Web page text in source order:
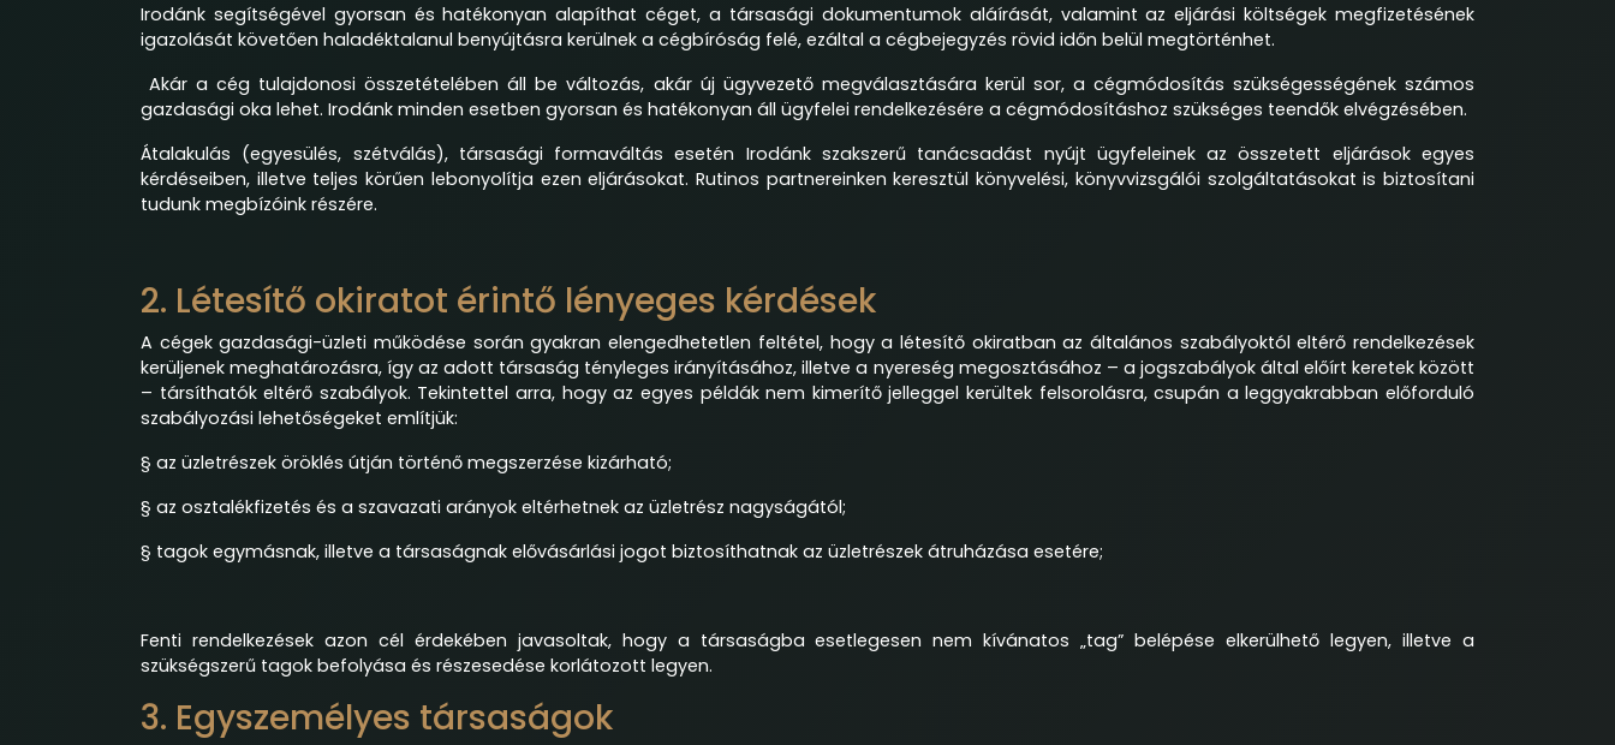
Irodánk segítségével gyorsan és hatékonyan alapíthat céget, a társasági dokumentumok aláírását, valamint az eljárási költségek megfizetésének
igazolását követően haladéktalanul benyújtásra kerülnek a cégbíróság felé, ezáltal a cégbejegyzés rövid időn belül megtörténhet.
Akár a cég tulajdonosi összetételében áll be változás, akár új ügyvezető megválasztására kerül sor, a cégmódosítás szükségességének számos
gazdasági oka lehet. Irodánk minden esetben gyorsan és hatékonyan áll ügyfelei rendelkezésére a cégmódosításhoz szükséges teendők elvégzésében.
Átalakulás (egyesülés, szétválás), társasági formaváltás esetén Irodánk szakszerű tanácsadást nyújt ügyfeleinek az összetett eljárások egyes
kérdéseiben, illetve teljes körűen lebonyolítja ezen eljárásokat. Rutinos partnereinken keresztül könyvelési, könyvvizsgálói szolgáltatásokat is biztosítani
tudunk megbízóink részére.
2. Létesítő okiratot érintő lényeges kérdések
A cégek gazdasági-üzleti működése során gyakran elengedhetetlen feltétel, hogy a létesítő okiratban az általános szabályoktól eltérő rendelkezések
kerüljenek meghatározásra, így az adott társaság tényleges irányításához, illetve a nyereség megosztásához – a jogszabályok által előírt keretek között
– társíthatók eltérő szabályok. Tekintettel arra, hogy az egyes példák nem kimerítő jelleggel kerültek felsorolásra, csupán a leggyakrabban előforduló
szabályozási lehetőségeket említjük:
§ az üzletrészek öröklés útján történő megszerzése kizárható;
§ az osztalékfizetés és a szavazati arányok eltérhetnek az üzletrész nagyságától;
§ tagok egymásnak, illetve a társaságnak elővásárlási jogot biztosíthatnak az üzletrészek átruházása esetére;
Fenti rendelkezések azon cél érdekében javasoltak, hogy a társaságba esetlegesen nem kívánatos „tag” belépése elkerülhető legyen, illetve a
szükségszerű tagok befolyása és részesedése korlátozott legyen.
3. Egyszemélyes társaságok